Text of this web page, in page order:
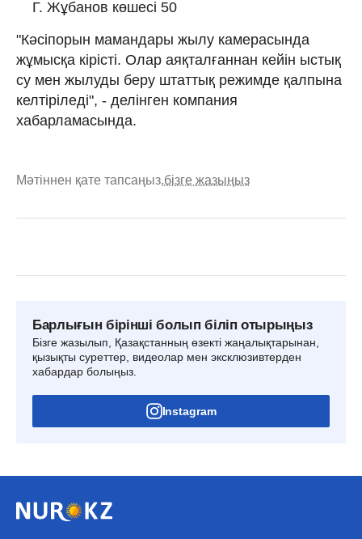
Г. Жұбанов көшесі 50
"Кәсіпорын мамандары жылу камерасында
жұмысқа кірісті. Олар аяқталғаннан кейін ыстық
су мен жылуды беру штаттық режимде қалпына
келтіріледі", - делінген компания
хабарламасында.
Мәтіннен қате тапсаңыз,бізге жазыңыз
Барлығын бірінші болып біліп отырыңыз
Бізге жазылып, Қазақстанның өзекті жаңалықтарынан,
қызықты суреттер, видеолар мен эксклюзивтерден
хабардар болыңыз.
Instagram